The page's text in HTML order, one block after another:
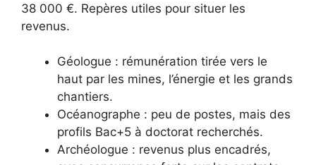
38 000 €. Repères utiles pour situer les
revenus.
Géologue : rémunération tirée vers le
haut par les mines, l’énergie et les grands
chantiers.
Océanographe : peu de postes, mais des
profils Bac+5 à doctorat recherchés.
Archéologue : revenus plus encadrés,